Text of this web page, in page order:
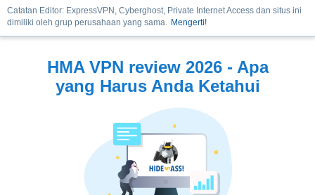
Catatan Editor: ExpressVPN, Cyberghost, Private Internet Access dan situs ini
dimiliki oleh grup perusahaan yang sama. Mengerti!
HMA VPN review 2026 - Apa
yang Harus Anda Ketahui